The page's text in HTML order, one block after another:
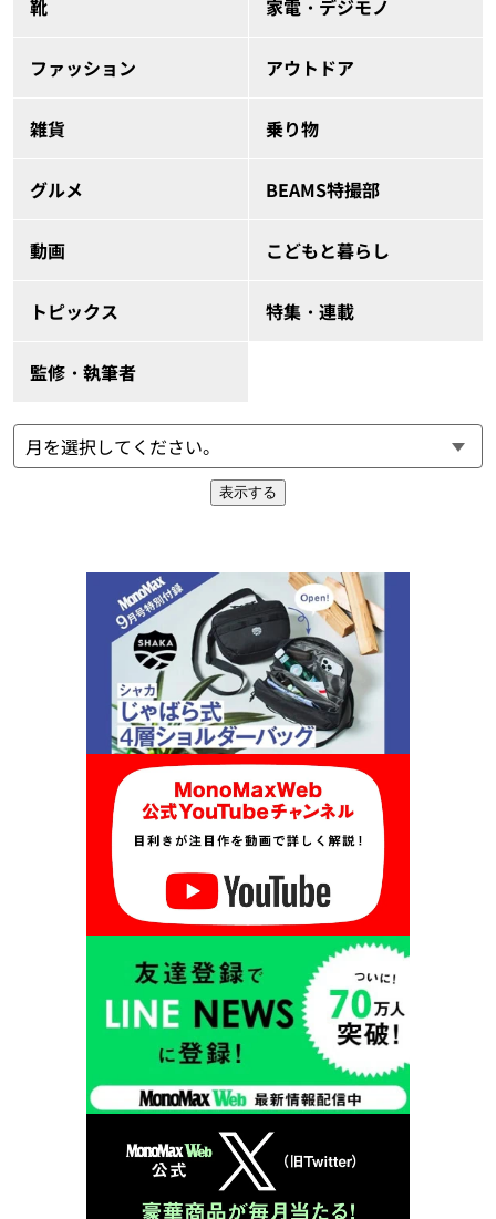
靴 家電・デジモノ
ファッション アウトドア
雑貨 乗り物
グルメ BEAMS特撮部
動画 こどもと暮らし
トピックス 特集・連載
監修・執筆者
表示する